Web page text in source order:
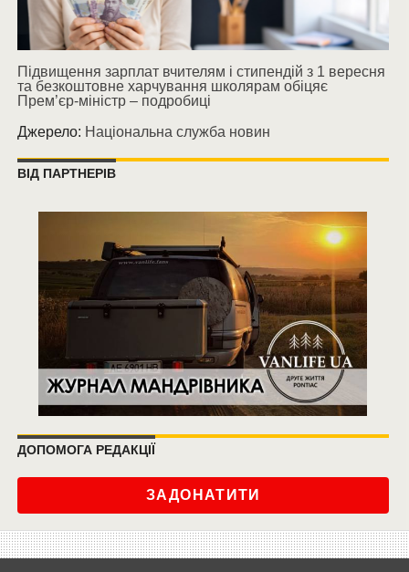
Підвищення зарплат вчителям і стипендій з 1 вересня
та безкоштовне харчування школярам обіцяє
Прем’єр-міністр – подробиці
Джерело: Національна служба новин
ВІД ПАРТНЕРІВ
ДОПОМОГА РЕДАКЦІЇ
ЗАДОНАТИТИ